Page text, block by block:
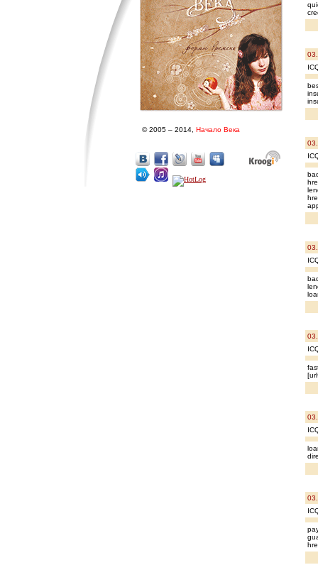
© 2005 – 2014, Начало Века